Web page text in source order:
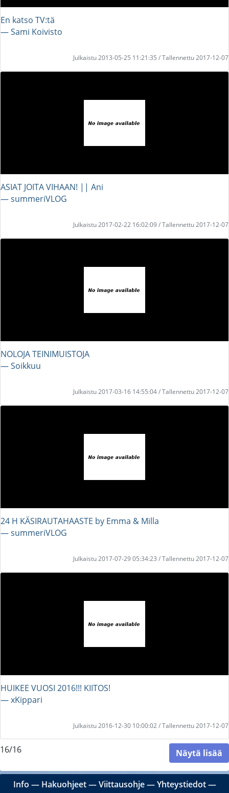
En katso TV:tä
― Sami Koivisto
Julkaistu 2013-05-25 11:21:35 / Tallennettu 2017-12-07
ASIAT JOITA VIHAAN! || Ani
― summeriVLOG
Julkaistu 2017-02-22 16:02:09 / Tallennettu 2017-12-07
NOLOJA TEINIMUISTOJA
― Soikkuu
Julkaistu 2017-03-16 14:55:04 / Tallennettu 2017-12-07
24 H KÄSIRAUTAHAASTE by Emma & Milla
― summeriVLOG
Julkaistu 2017-07-29 05:34:23 / Tallennettu 2017-12-07
HUIKEE VUOSI 2016!!! KIITOS!
― xKippari
Julkaistu 2016-12-30 10:00:02 / Tallennettu 2017-12-07
16/16 Näytä lisää
Info ― Hakuohjeet―Viittausohje―Yhteystiedot―